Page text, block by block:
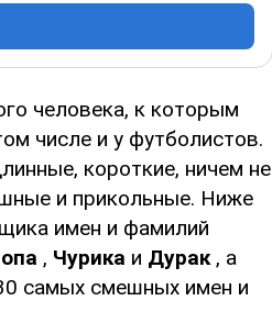
человека, к которым
числе и у футболистов.
короткие, ничем не
и прикольные. Ниже
имен и фамилий
, Чурика и Дурак, а
самых смешных имен и